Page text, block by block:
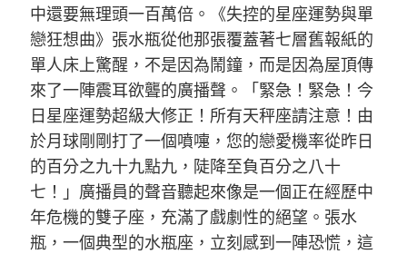
中還要無理頭一百萬倍。《失控的星座運勢與單
戀狂想曲》張水瓶從他那張覆蓋著七層舊報紙的
單人床上驚醒，不是因為鬧鐘，而是因為屋頂傳
來了一陣震耳欲聾的廣播聲。「緊急！緊急！今
日星座運勢超級大修正！所有天秤座請注意！由
於月球剛剛打了一個噴嚏，您的戀愛機率從昨日
的百分之九十九點九，陡降至負百分之八十
七！」廣播員的聲音聽起來像是一個正在經歷中
年危機的雙子座，充滿了戲劇性的絕望。張水
瓶，一個典型的水瓶座，立刻感到一陣恐慌，這